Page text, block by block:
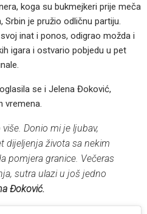
koga su bukmejkeri prije meča
je pružio odličnu partiju.
inat i ponos, odigrao možda i
igara i ostvario pobjedu u pet
se i Jelena Đoković,
vremena.
Donio mi je ljubav,
dijeljenja života sa nekim
pomjera granice. Večeras
sutra ulazi u još jedno
Đoković.